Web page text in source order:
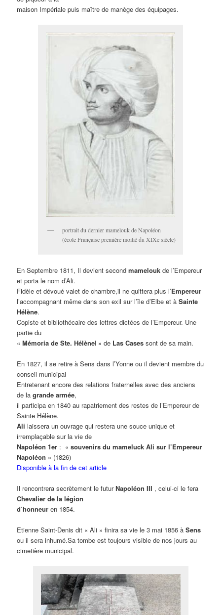
maison Impériale puis maître de manège des équipages.
portrait du dernier mamelouk de Napoléon
(école Française première moitié du XIXe siècle)
En Septembre 1811, Il devient secondmamelouk de l’Empereur
et porta le nom d’Ali.
Fidèle et dévoué valet de chambre,il ne quittera plus l’Empereur
l’accompagnant même dans son exil sur l’île d’Elbe et àSainte
Hélène.
Copiste et bibliothécaire des lettres dictées de l’Empereur. Une
partie du
«Mémoria de Ste. Hélènel » de Las Cases sont de sa main.
En 1827, il se retire à Sens dans l’Yonne ou il devient membre du
conseil municipal
Entretenant encore des relations fraternelles avec des anciens
de lagrande armée,
il participa en 1840 au rapatriement des restes de l’Empereur de
Sainte Hélène.
Ali laissera un ouvrage qui restera une souce unique et
irremplaçable sur la vie de
Napoléon 1er : «souvenirs du mameluck Ali sur l’Empereur
Napoléon » (1826)
Disponible à la fin de cet article
Il rencontrera secrètement le futurNapoléon III , celui-ci le fera
Chevalier de la légion
d’honneur en 1854.
Etienne Saint-Denis dit « Ali » finira sa vie le 3 mai 1856 àSens
ou il sera inhumé.Sa tombe est toujours visible de nos jours au
cimetière municipal.